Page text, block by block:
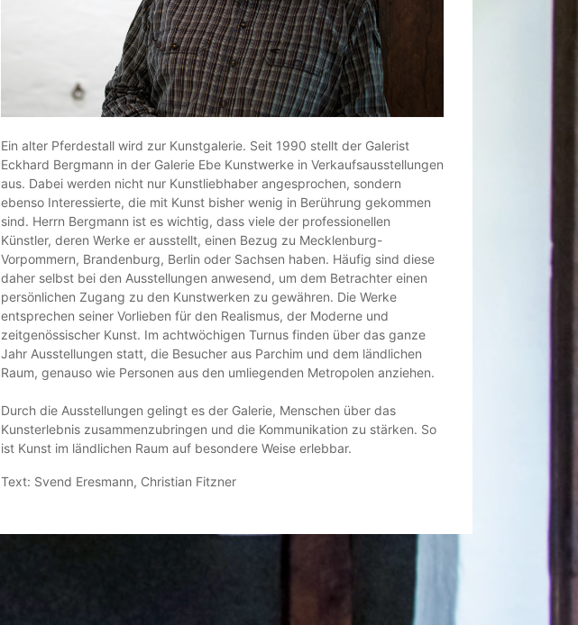
Ein alter Pferdestall wird zur Kunstgalerie. Seit 1990 stellt der Galerist
Eckhard Bergmann in der Galerie Ebe Kunstwerke in Verkaufsausstellungen
aus. Dabei werden nicht nur Kunstliebhaber angesprochen, sondern
ebenso Interessierte, die mit Kunst bisher wenig in Berührung gekommen
sind. Herrn Bergmann ist es wichtig, dass viele der professionellen
Künstler, deren Werke er ausstellt, einen Bezug zu Mecklenburg-
Vorpommern, Brandenburg, Berlin oder Sachsen haben. Häufig sind diese
daher selbst bei den Ausstellungen anwesend, um dem Betrachter einen
persönlichen Zugang zu den Kunstwerken zu gewähren. Die Werke
entsprechen seiner Vorlieben für den Realismus, der Moderne und
zeitgenössischer Kunst. Im achtwöchigen Turnus finden über das ganze
Jahr Ausstellungen statt, die Besucher aus Parchim und dem ländlichen
Raum, genauso wie Personen aus den umliegenden Metropolen anziehen.
Durch die Ausstellungen gelingt es der Galerie, Menschen über das
Kunsterlebnis zusammenzubringen und die Kommunikation zu stärken. So
ist Kunst im ländlichen Raum auf besondere Weise erlebbar.
Text: Svend Eresmann, Christian Fitzner